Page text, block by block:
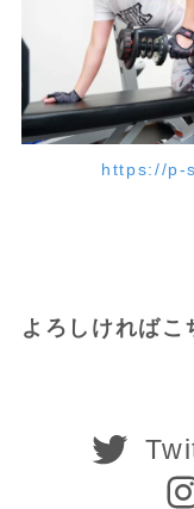
https://p-
よろしければこ